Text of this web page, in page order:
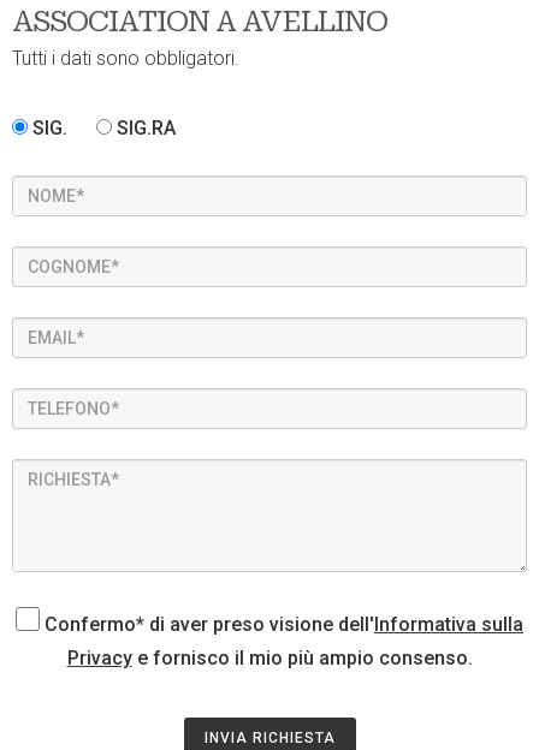
ASSOCIATION A AVELLINO
Tutti i dati sono obbligatori.
SIG. SIG.RA
Confermo* di aver preso visione dell'Informativa sulla
Privacye fornisco il mio più ampio consenso.
INVIA RICHIESTA